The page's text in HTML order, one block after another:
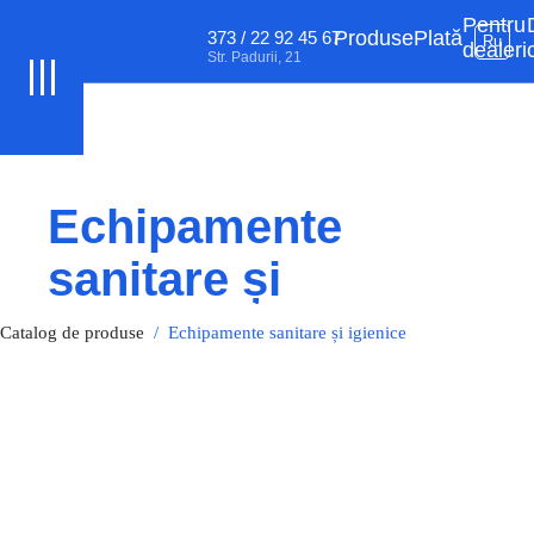
ProdusePlată
Pentru
dealeri
373 / 22 92 45 67
Str. Padurii, 21
Ru
Echipamente
sanitare și
igienice
Catalog de produse / Echipamente sanitare și igienice